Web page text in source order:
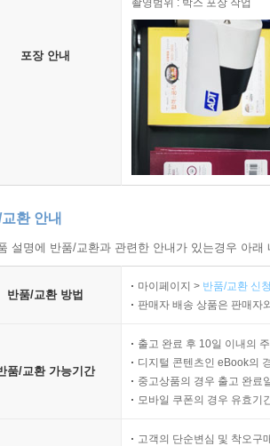
포장 안내
촬영범위 : 박스 포장 작업
환 안내
설명에 반품/교환과 관련한 안내가 있는경우 아
반품/교환 방법
마이페이지 > 반품/교환 신
판매자 배송 상품은 판매자
품/교환 가능기간
출고 완료 후 10일 이내의
디지털 콘텐츠인 eBook의
중고상품의 경우 출고 완료
모바일 쿠폰의 경우 유효기
고객의 단순변심 및 착오구